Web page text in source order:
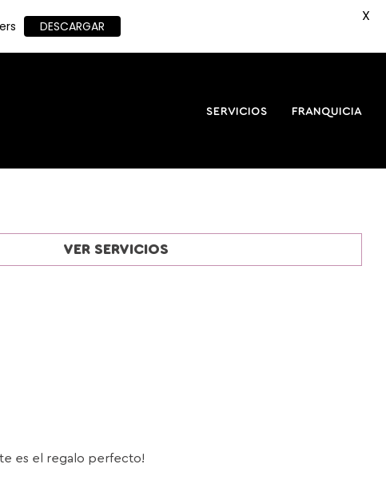
SERVICIOS FRANQUICIA
VER SERVICIOS
es el regalo perfecto!
DESCARGAR
X